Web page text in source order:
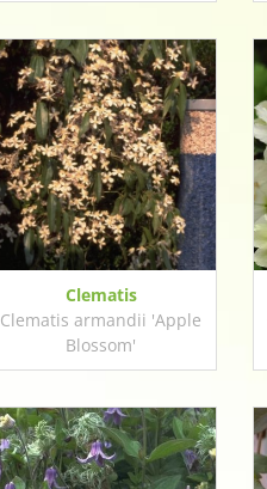
Clematis
Clematis armandii 'Apple
Blossom'